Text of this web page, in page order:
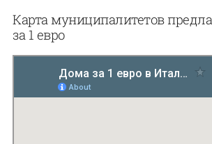
Карта муниципалитетов
за 1 евро